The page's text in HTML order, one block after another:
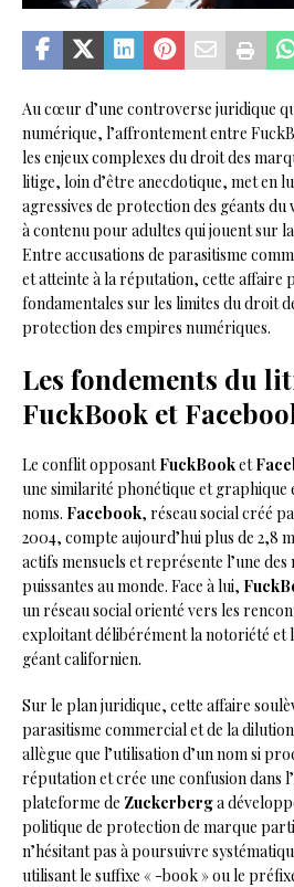
Au cœur d’une controverse juridique
numérique, l’affrontement entre
les enjeux complexes du droit des
litige, loin d’être anecdotique, met en
agressives de protection des géants
à contenu pour adultes qui jouent sur
Entre accusations de parasitisme
et atteinte à la réputation, cette affaire
fondamentales sur les limites du droit
protection des empires numériques.
Les fondements du
FuckBook et
Le conflit opposantFuckBooket
une similarité phonétique et graphique
noms. Facebook, réseau social créé
2004, compte aujourd’hui plus de 2,8
actifs mensuels et représente l’une des
puissantes au monde. Face à lui,
un réseau social orienté vers les
exploitant délibérément la notoriété et
géant californien.
Sur le plan juridique, cette affaire
parasitisme commercial et de la
allègue que l’utilisation d’un nom si
réputation et crée une confusion dans
plateforme de Zuckerberga
politique de protection de marque
n’hésitant pas à poursuivre
utilisant le suffixe « -book » ou le